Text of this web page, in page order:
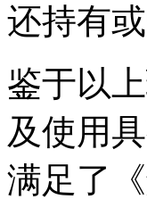
还持有
鉴于以
及使用
满足了